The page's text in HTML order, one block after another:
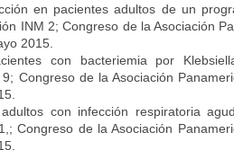
en pacientes adultos de un
INM 2; Congreso de la Asociación
2015.
con bacteriemia por
Congreso de la Asociación
con infección respiratoria
Congreso de la Asociación